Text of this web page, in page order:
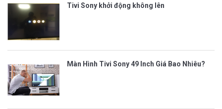
Tivi Sony khởi động không lên
Màn Hình Tivi Sony 49 Inch Giá Bao Nhiêu?